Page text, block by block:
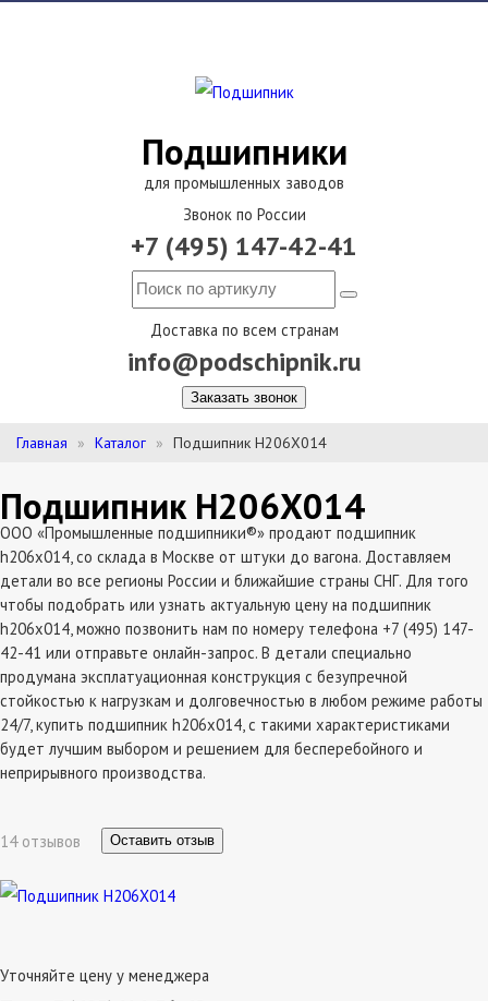
Подшипники
для промышленных заводов
Звонок по России
+7 (495) 147-42-41
Доставка по всем странам
info@podschipnik.ru
Заказать звонок
Главная Каталог Подшипник H206X014
Подшипник H206X014
ООО «Промышленные подшипники®» продают подшипник
h206x014, со склада в Москве от штуки до вагона. Доставляем
детали во все регионы России и ближайшие страны СНГ. Для того
чтобы подобрать или узнать актуальную цену на подшипник
h206x014, можно позвонить нам по номеру телефона +7 (495) 147-
42-41 или отправьте онлайн-запрос. В детали специально
продумана эксплатуационная конструкция с безупречной
стойкостью к нагрузкам и долговечностью в любом режиме работы
24/7, купить подшипник h206x014, с такими характеристиками
будет лучшим выбором и решением для бесперебойного и
неприрывного производства.
14 отзывов Оставить отзыв
Уточняйте цену у менеджера